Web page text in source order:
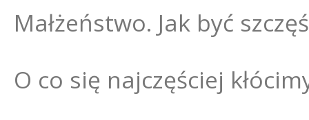
Małżeństwo. Jak być
O co się najczęściej